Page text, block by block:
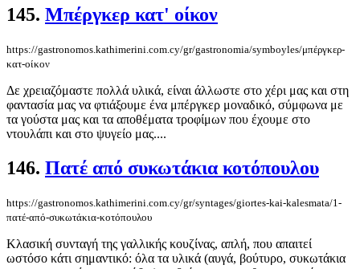
145. Μπέργκερ κατ' οίκον
https://gastronomos.kathimerini.com.cy/gr/gastronomia/symboyles/μπέργκερ-
κατ-οίκον
Δε χρειαζόμαστε πολλά υλικά, είναι άλλωστε στο χέρι μας και στη
φαντασία μας να φτιάξουμε ένα μπέργκερ μοναδικό, σύμφωνα με
τα γούστα μας και τα αποθέματα τροφίμων που έχουμε στο
ντουλάπι και στο ψυγείο μας....
146. Πατέ από συκωτάκια κοτόπουλου
https://gastronomos.kathimerini.com.cy/gr/syntages/giortes-kai-kalesmata/1-
πατέ-από-συκωτάκια-κοτόπουλου
Κλασική συνταγή της γαλλικής κουζίνας, απλή, που απαιτεί
ωστόσο κάτι σημαντικό: όλα τα υλικά (αυγά, βούτυρο, συκωτάκια